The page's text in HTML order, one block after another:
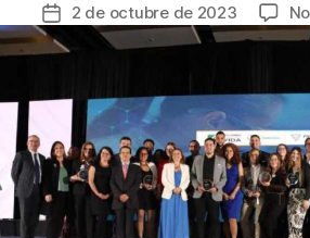
c
e
b
o
o
k
itt ail
Fecha
de
2 de octubre de 2023